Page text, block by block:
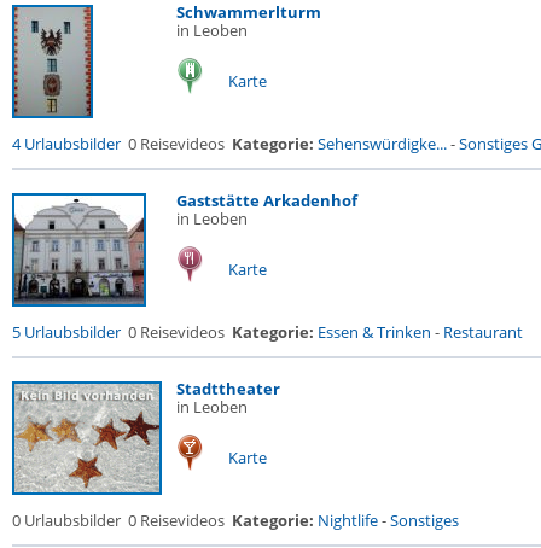
Schwammerlturm
in Leoben
Karte
4 Urlaubsbilder 0 Reisevideos Kategorie: Sehenswürdigke...-Sonstiges
Gaststätte Arkadenhof
in Leoben
Karte
5 Urlaubsbilder 0 Reisevideos Kategorie: Essen & Trinken - Restaurant
Stadttheater
in Leoben
Karte
0 Urlaubsbilder 0 Reisevideos Kategorie: Nightlife-Sonstiges